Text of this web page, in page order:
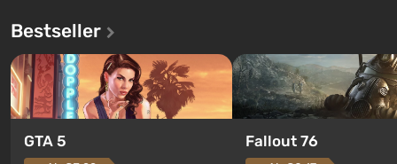
Bestseller
GTA 5 Fallout 76